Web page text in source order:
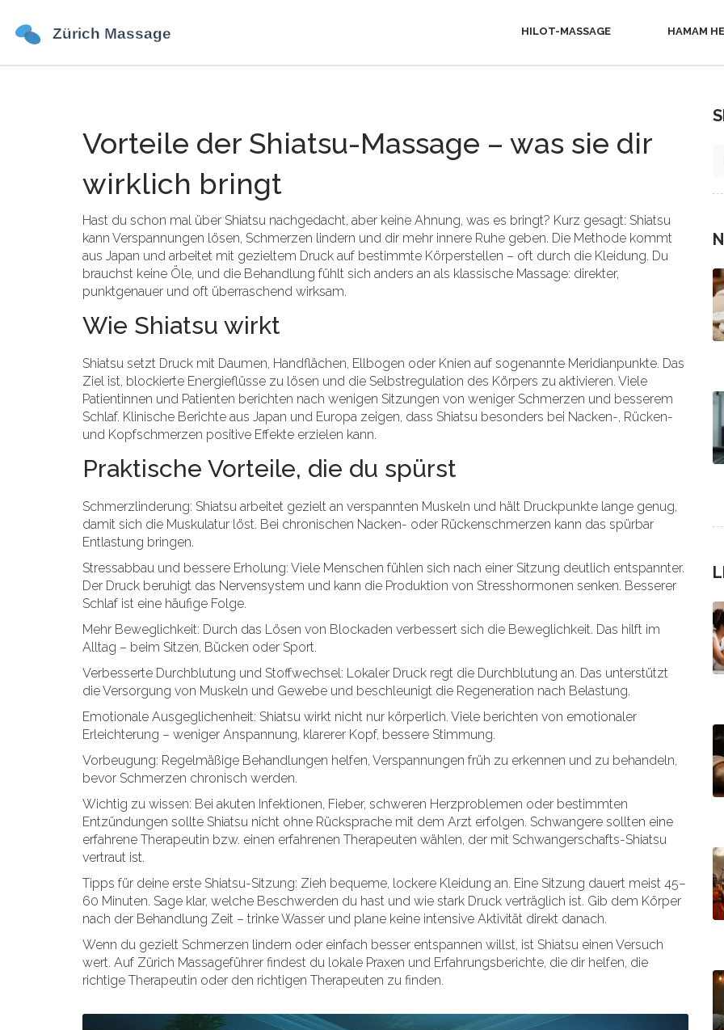
HILOT-MASSAGE HAMAM
Vorteile der Shiatsu-Massage – was sie dir
wirklich bringt
Hast du schon mal über Shiatsu nachgedacht, aber keine Ahnung, was es bringt? Kurz gesagt: Shiatsu
kann Verspannungen lösen, Schmerzen lindern und dir mehr innere Ruhe geben. Die Methode kommt
aus Japan und arbeitet mit gezieltem Druck auf bestimmte Körperstellen – oft durch die Kleidung. Du
brauchst keine Öle, und die Behandlung fühlt sich anders an als klassische Massage: direkter,
punktgenauer und oft überraschend wirksam.
Wie Shiatsu wirkt
Shiatsu setzt Druck mit Daumen, Handflächen, Ellbogen oder Knien auf sogenannte Meridianpunkte. Das
Ziel ist, blockierte Energieflüsse zu lösen und die Selbstregulation des Körpers zu aktivieren. Viele
Patientinnen und Patienten berichten nach wenigen Sitzungen von weniger Schmerzen und besserem
Schlaf. Klinische Berichte aus Japan und Europa zeigen, dass Shiatsu besonders bei Nacken-, Rücken-
und Kopfschmerzen positive Effekte erzielen kann.
Praktische Vorteile, die du spürst
Schmerzlinderung: Shiatsu arbeitet gezielt an verspannten Muskeln und hält Druckpunkte lange genug,
damit sich die Muskulatur löst. Bei chronischen Nacken- oder Rückenschmerzen kann das spürbar
Entlastung bringen.
Stressabbau und bessere Erholung: Viele Menschen fühlen sich nach einer Sitzung deutlich entspannter.
Der Druck beruhigt das Nervensystem und kann die Produktion von Stresshormonen senken. Besserer
Schlaf ist eine häufige Folge.
Mehr Beweglichkeit: Durch das Lösen von Blockaden verbessert sich die Beweglichkeit. Das hilft im
Alltag – beim Sitzen, Bücken oder Sport.
Verbesserte Durchblutung und Stoffwechsel: Lokaler Druck regt die Durchblutung an. Das unterstützt
die Versorgung von Muskeln und Gewebe und beschleunigt die Regeneration nach Belastung.
Emotionale Ausgeglichenheit: Shiatsu wirkt nicht nur körperlich. Viele berichten von emotionaler
Erleichterung – weniger Anspannung, klarerer Kopf, bessere Stimmung.
Vorbeugung: Regelmäßige Behandlungen helfen, Verspannungen früh zu erkennen und zu behandeln,
bevor Schmerzen chronisch werden.
Wichtig zu wissen: Bei akuten Infektionen, Fieber, schweren Herzproblemen oder bestimmten
Entzündungen sollte Shiatsu nicht ohne Rücksprache mit dem Arzt erfolgen. Schwangere sollten eine
erfahrene Therapeutin bzw. einen erfahrenen Therapeuten wählen, der mit Schwangerschafts-Shiatsu
vertraut ist.
Tipps für deine erste Shiatsu-Sitzung: Zieh bequeme, lockere Kleidung an. Eine Sitzung dauert meist 45–
60 Minuten. Sage klar, welche Beschwerden du hast und wie stark Druck verträglich ist. Gib dem Körper
nach der Behandlung Zeit – trinke Wasser und plane keine intensive Aktivität direkt danach.
Wenn du gezielt Schmerzen lindern oder einfach besser entspannen willst, ist Shiatsu einen Versuch
wert. Auf Zürich Massageführer findest du lokale Praxen und Erfahrungsberichte, die dir helfen, die
richtige Therapeutin oder den richtigen Therapeuten zu finden.